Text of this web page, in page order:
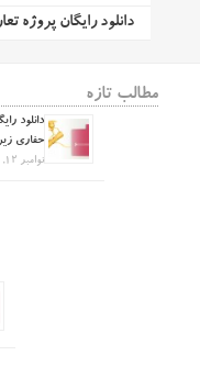
دانلود رایگان پروژه
مطالب تازه
دانلود
حفاری
نوامبر 12, 2024